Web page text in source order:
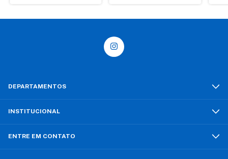
DEPARTAMENTOS
INSTITUCIONAL
ENTRE EM CONTATO